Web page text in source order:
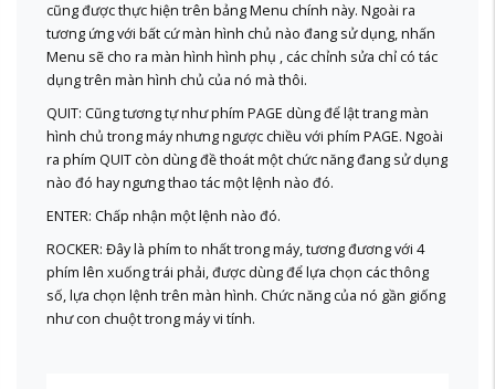
cũng được thực hiện trên bảng Menu chính này. Ngoài ra
tương ứng với bất cứ màn hình chủ nào đang sử dụng, nhấn
Menu sẽ cho ra màn hình hình phụ , các chỉnh sửa chỉ có tác
dụng trên màn hình chủ của nó mà thôi.
QUIT: Cũng tương tự như phím PAGE dùng để lật trang màn
hình chủ trong máy nhưng ngược chiều với phím PAGE. Ngoài
ra phím QUIT còn dùng đề thoát một chức năng đang sử dụng
nào đó hay ngưng thao tác một lệnh nào đó.
ENTER: Chấp nhận một lệnh nào đó.
ROCKER: Đây là phím to nhất trong máy, tương đương với 4
phím lên xuống trái phải, được dùng để lựa chọn các thông
số, lựa chọn lệnh trên màn hình. Chức năng của nó gần giống
như con chuột trong máy vi tính.